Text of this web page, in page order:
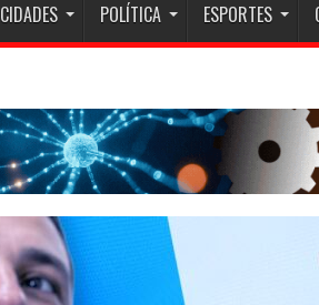
CIDADES POLÍTICA ESPORTES